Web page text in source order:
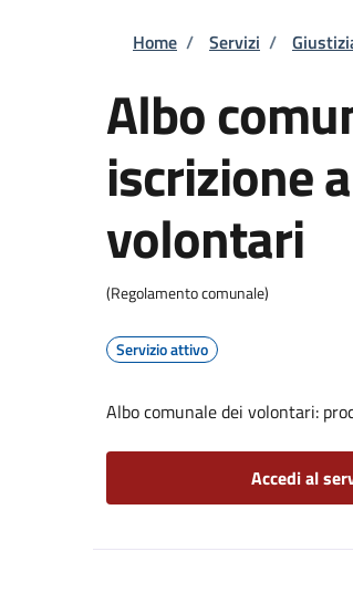
Briciole di
Home / Servizi /
Albo
iscrizione
volontari
(Regolamento comunale)
Servizio attivo
Albo comunale dei volontari:
Accedi al